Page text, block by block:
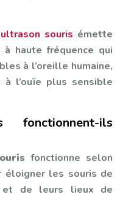
ultrason souris émette
haute fréquence qui
à l’oreille humaine,
à l’ouïe plus sensible
ils
fonctionne selon
éloigner les souris de
et de leurs lieux de